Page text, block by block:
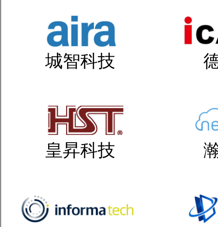
城智科技
皇昇科技